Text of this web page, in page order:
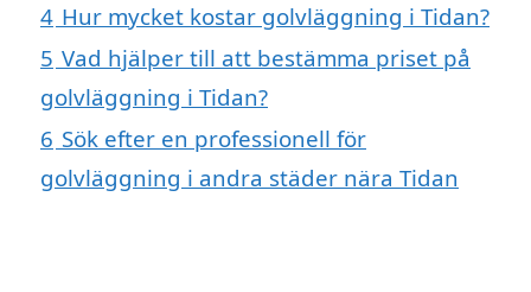
4 Hur mycket kostar golvläggning i Tidan?
5 Vad hjälper till att bestämma priset på
golvläggning i Tidan?
6 Sök efter en professionell för
golvläggning i andra städer nära Tidan